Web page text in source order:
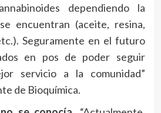
dependiendo la
encuentran (aceite, resina,
Seguramente en el futuro
en pos de poder seguir
servicio a la comunidad”
de Bioquímica.